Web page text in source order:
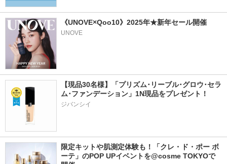
《UNOVE×Qoo10》2025年★新年セール開催
UNOVE
【現品30名様】「プリズム･リーブル･グロウ･セラ
ジバンシイ
限定キットや肌測定体験も！「クレ・ド・ポー ボ
ーテ」のPOP UPイベントを@cosme TOKYOで